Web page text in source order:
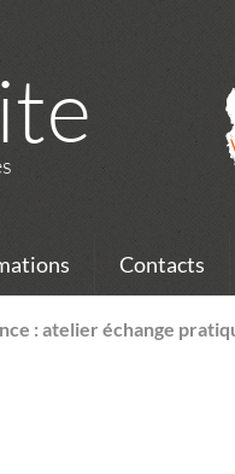
Contacts
: atelier échange